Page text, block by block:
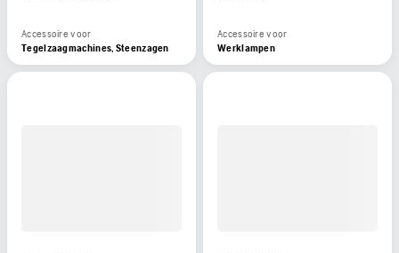
Accessoire voor
Tegelzaagmachines, Steenzagen
Accessoire voor
Werklampen